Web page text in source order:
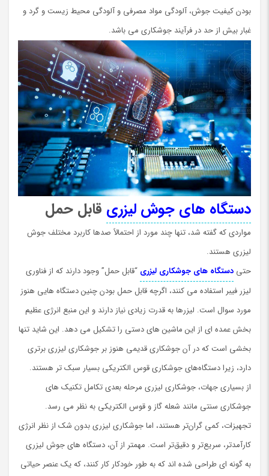
بودن کیفیت جوش، آلودگی مواد مصرفی و آلودگی محیط زیست و گرد و
غبار بیش از حد در فرآیند جوشکاری می باشد.
دستگاه های جوش لیزری قابل حمل
مواردي كه گفته شد، تنها چند مورد از احتمالاً صدها کاربرد مختلف جوش
لیزری هستند.
حتی دستگاه های جوشکاری لیزری “قابل حمل” وجود دارند که از فناوری
لیزر فیبر استفاده می کنند، اگرچه قابل حمل بودن چنین دستگاه هایی هنوز
مورد سوال است. لیزرها به قدرت زیادی نیاز دارند و این منبع انرژی عظیم
بخش عمده ای از این ماشین های دستی را تشکیل می دهد. این شاید تنها
بخشی است که در آن جوشکاری قدیمی هنوز بر جوشکاری لیزری برتری
دارد، زیرا دستگاه‌های جوشکاری قوس الکتریکی بسیار سبک تر هستند.
از بسیاری جهات، جوشکاری لیزری مرحله بعدی تکامل تکنیک های
جوشکاری سنتی مانند شعله گاز و قوس الکتریکی به نظر می رسد.
تجهیزات، کمی گران‌تر هستند، اما جوشکاری لیزری بدون شک از نظر انرژی
کارآمدتر، سریع‌تر و دقیق‌تر است. مهمتر از آن، دستگاه های جوش لیزری
به گونه ای طراحی شده اند که به طور خودکار کار کنند، که یک عنصر حیاتی